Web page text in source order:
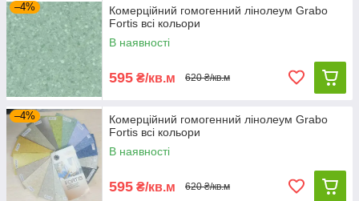
–4%
Комерційний гомогенний лінолеум Grabo
Fortis всі кольори
В наявності
595 ₴/кв.м 620 ₴/кв.м
–4%
Комерційний гомогенний лінолеум Grabo
Fortis всі кольори
В наявності
595 ₴/кв.м 620 ₴/кв.м